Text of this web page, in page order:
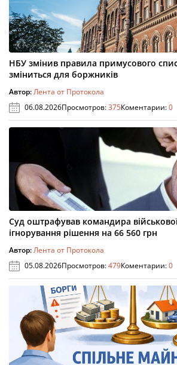
НБУ змінив правила примусового
зміниться для боржників
Автор:Лента от Протокола
06.08.2026Просмотров:375Коментарии:0
Суд оштрафував командира
ігнорування рішення на 66 560 грн
Автор:Лента от Протокола
05.08.2026Просмотров:479Коментарии:0